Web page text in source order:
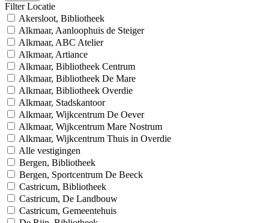
Filter Locatie
Akersloot, Bibliotheek
Alkmaar, Aanloophuis de Steiger
Alkmaar, ABC Atelier
Alkmaar, Artiance
Alkmaar, Bibliotheek Centrum
Alkmaar, Bibliotheek De Mare
Alkmaar, Bibliotheek Overdie
Alkmaar, Stadskantoor
Alkmaar, Wijkcentrum De Oever
Alkmaar, Wijkcentrum Mare Nostrum
Alkmaar, Wijkcentrum Thuis in Overdie
Alle vestigingen
Bergen, Bibliotheek
Bergen, Sportcentrum De Beeck
Castricum, Bibliotheek
Castricum, De Landbouw
Castricum, Gemeentehuis